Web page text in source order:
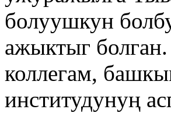
болуушкун
ажыктыг
коллегам,
институдунуң